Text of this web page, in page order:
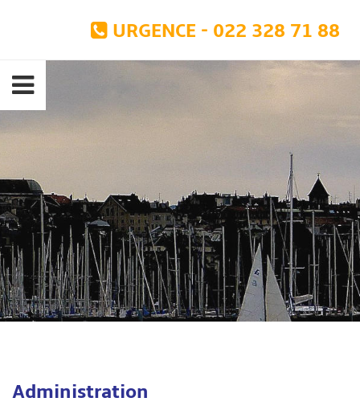
URGENCE - 022 328 71 88
Administration